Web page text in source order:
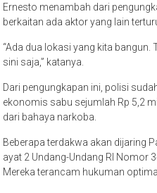
Ernesto menambah dari
berkaitan ada aktor yang lain
“Ada dua lokasi yang kita
sini saja,” katanya.
Dari pengungkapan ini, polisi
ekonomis sabu sejumlah Rp 5,2
dari bahaya narkoba.
Beberapa terdakwa akan dijaring
ayat 2 Undang-Undang RI Nomor
Mereka terancam hukuman